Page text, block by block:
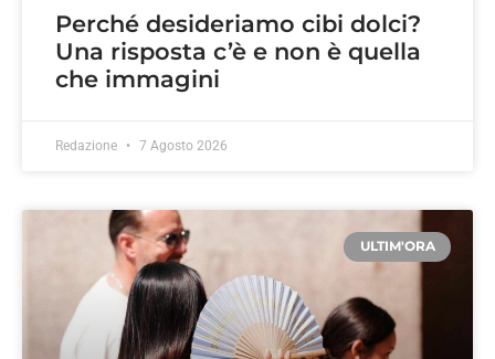
Perché desideriamo cibi dolci?
Una risposta c’è e non è quella
che immagini
Redazione 7 Agosto 2026
ULTIM'ORA